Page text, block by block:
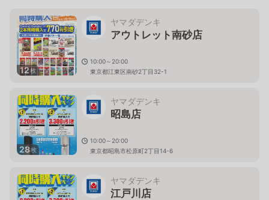
12枚
ヤマダデンキ
アウトレット南砂店
10:00～20:00
東京都江東区南砂2丁目32-1
28枚
ヤマダデンキ
昭島店
10:00～20:00
東京都昭島市松原町2丁目14-6
ヤマダデンキ
江戸川店